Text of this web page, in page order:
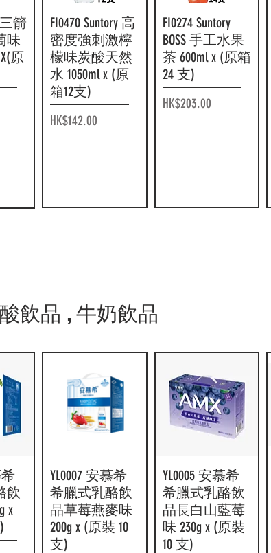
箭
味
原
快速瀏覽
FI0470 Suntory 高
密度強刺激檸
檬味炭酸天然
水 1050ml x (原
箱12支)
價格
HK$142.00
快速瀏覽
FI0274 Suntory
BOSS 手工水果
茶 600ml x (原箱
24 支)
價格
HK$203.00
飲品 , 牛奶飲品
希
飲
x
快速瀏覽
YL0007 安慕希
希臘式乳酪飲
品草莓燕麥味
200g x (原裝 10
支)
快速瀏覽
YL0005 安慕希
希臘式乳酪飲
品長白山藍莓
味 230g x (原裝
10 支)